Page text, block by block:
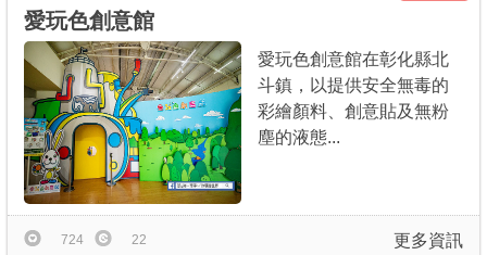
愛玩色創意館
愛玩色創意館在彰化縣北
斗鎮，以提供安全無毒的
彩繪顏料、創意貼及無粉
塵的液態...
更多資訊
724 22